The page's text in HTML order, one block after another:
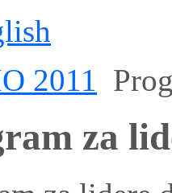
2011
za